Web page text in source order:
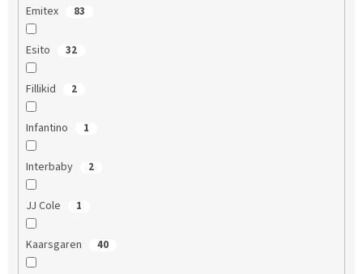
Emitex 83
Esito 32
Fillikid 2
Infantino 1
Interbaby 2
JJ Cole 1
Kaarsgaren 40